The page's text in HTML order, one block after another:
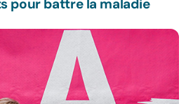
pour battre la maladie